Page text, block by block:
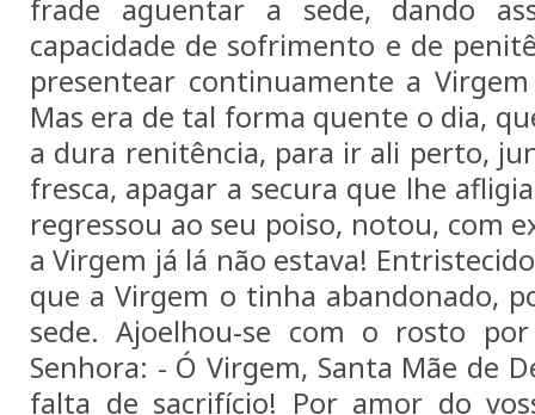
frade aguentar a sede, dando
capacidade de sofrimento e de
presentear continuamente a
Mas era de tal forma quente o dia,
a dura renitência, para ir ali perto,
fresca, apagar a secura que lhe
regressou ao seu poiso, notou, com
a Virgem já lá não estava!
que a Virgem o tinha abandonado,
sede. Ajoelhou-se com o rosto
Senhora: - Ó Virgem, Santa Mãe de
falta de sacrifício! Por amor do